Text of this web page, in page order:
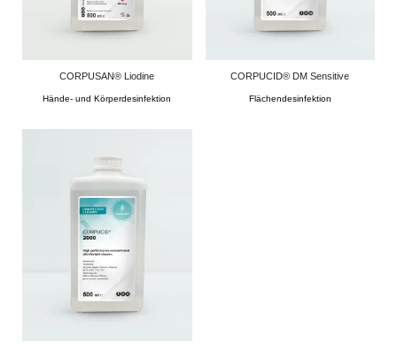
CORPUSAN® Liodine
Hände- und Körperdesinfektion
CORPUCID® DM Sensitive
Flächendesinfektion